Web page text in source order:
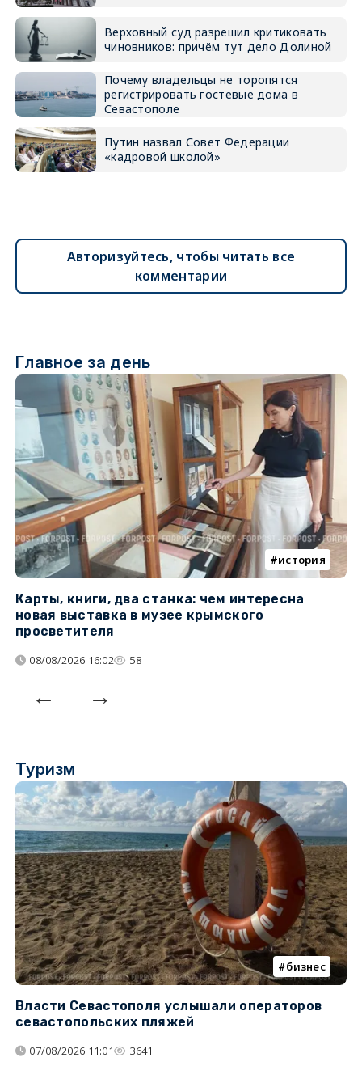
Верховный суд разрешил критиковать
чиновников: причём тут дело Долиной
Почему владельцы не торопятся
регистрировать гостевые дома в
Севастополе
Путин назвал Совет Федерации
«кадровой школой»
Авторизуйтесь, чтобы читать все
комментарии
Главное за день
история
Карты, книги, два станка: чем интересна
новая выставка в музее крымского
просветителя
08/08/2026 16:02 58
Туризм
бизнес
Власти Севастополя услышали операторов
севастопольских пляжей
07/08/2026 11:01 3641